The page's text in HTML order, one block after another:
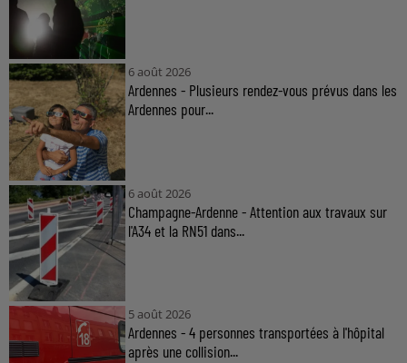
6 août 2026
Ardennes - Plusieurs rendez-vous prévus dans les
Ardennes pour...
6 août 2026
Champagne-Ardenne - Attention aux travaux sur
l'A34 et la RN51 dans...
5 août 2026
Ardennes - 4 personnes transportées à l'hôpital
après une collision...